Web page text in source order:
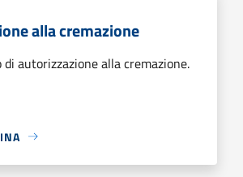
alla cremazione
di autorizzazione alla cremazione.